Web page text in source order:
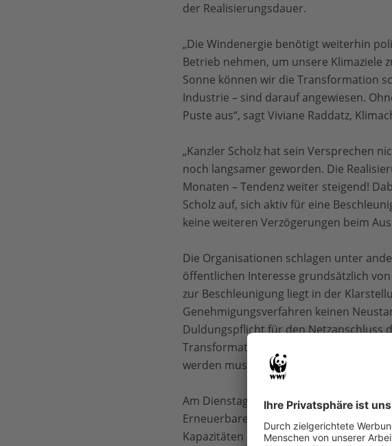
der Realisierungsdauer.
„Die Windenergie benötigt weiterhin
Betrieb nehmen, um unsere Klimaziele
Sonne können wir die Transformation
Industrie – sind darauf angewiesen.
Puste aus“, sagt Viviane Raddatz,
„Kanzler Scholz hat sein Versprechen
noch langsamer geworden. Die
Monaten – Tendenz weiter steigend!
Scholz auf, sich aktiv für eine
keine weiteren Verzögerungen beim
Die Organisationen schlagen unter
öffentlichen Interesse grundsätzlich
zur Beschleunigung liegt in der
Genehmigungsverfahren keinen
Duldungspflicht für den Netzanschluss
Transformatoren und
werden muss.
Am Dienstag vergangener Woche
Erneuerbaren 2023 vorgestellt.
Kapazitäten hinzu als im Jahr zuvor.